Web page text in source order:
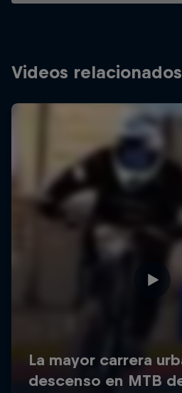
Videos relacionados